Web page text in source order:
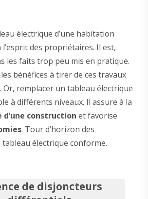
électrique d’une habitation
des propriétaires. Il est,
les faits trop peu mis en pratique.
bénéfices à tirer de ces travaux
Or, remplacer un tableau électrique
à différents niveaux. Il assure à la
d’une construction et favorise
. Tour d’horizon des
tableau électrique conforme.
de disjoncteurs